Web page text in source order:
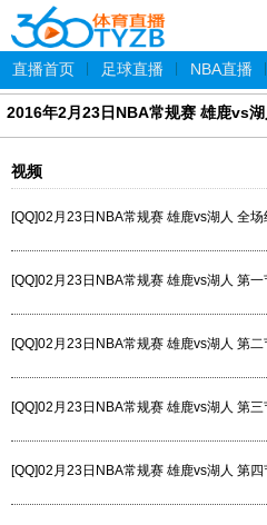
直播首页 足球直播 NBA直播
2016年2月23日NBA常规赛 雄鹿vs
视频
[QQ]02月23日NBA常规赛 雄鹿vs湖人 全场
[QQ]02月23日NBA常规赛 雄鹿vs湖人 第
[QQ]02月23日NBA常规赛 雄鹿vs湖人 第
[QQ]02月23日NBA常规赛 雄鹿vs湖人 第
[QQ]02月23日NBA常规赛 雄鹿vs湖人 第